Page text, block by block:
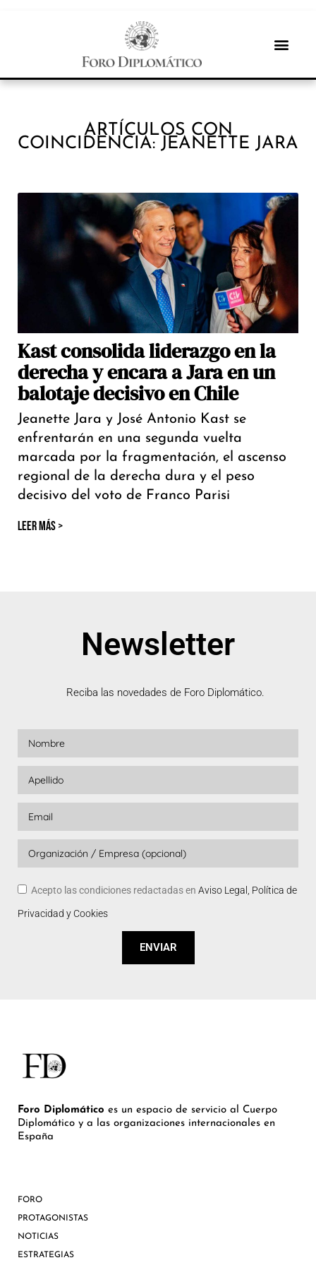
ARTÍCULOS CON
COINCIDENCIA: JEANETTE JARA
Kast consolida liderazgo en la
derecha y encara a Jara en un
balotaje decisivo en Chile
Jeanette Jara y José Antonio Kast se
enfrentarán en una segunda vuelta
marcada por la fragmentación, el ascenso
regional de la derecha dura y el peso
decisivo del voto de Franco Parisi
LEER MÁS >
Newsletter
Reciba las novedades de Foro Diplomático.
Acepto las condiciones redactadas en Aviso Legal, Política de
Privacidad y Cookies
ENVIAR
Foro Diplomático es un espacio de servicio al Cuerpo
Diplomático y a las organizaciones internacionales en
España
FORO
PROTAGONISTAS
NOTICIAS
ESTRATEGIAS